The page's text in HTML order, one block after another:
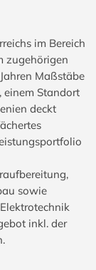
im Bereich
zugehörigen
Maßstäbe
einem Standort
deckt
sowie
inkl. der